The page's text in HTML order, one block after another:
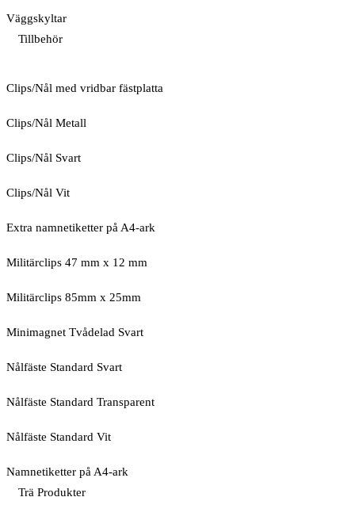
Väggskyltar
Tillbehör
Clips/Nål med vridbar fästplatta
Clips/Nål Metall
Clips/Nål Svart
Clips/Nål Vit
Extra namnetiketter på A4-ark
Militärclips 47 mm x 12 mm
Militärclips 85mm x 25mm
Minimagnet Tvådelad Svart
Nålfäste Standard Svart
Nålfäste Standard Transparent
Nålfäste Standard Vit
Namnetiketter på A4-ark
Trä Produkter